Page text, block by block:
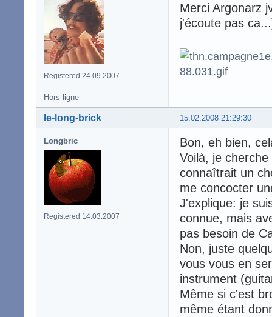
Registered 24.09.2007
Merci Argonarz
j'écoute pas
Hors ligne
15.02.2008 21:29:30
le-long-brick
Longbric
Registered 14.03.2007
Bon, eh bien,
Voilà, je
connaîtrait un
me concocter
J'explique: je
connue, mais
pas besoin de
Non, juste
vous vous en
instrument
Même si c'est
même étant